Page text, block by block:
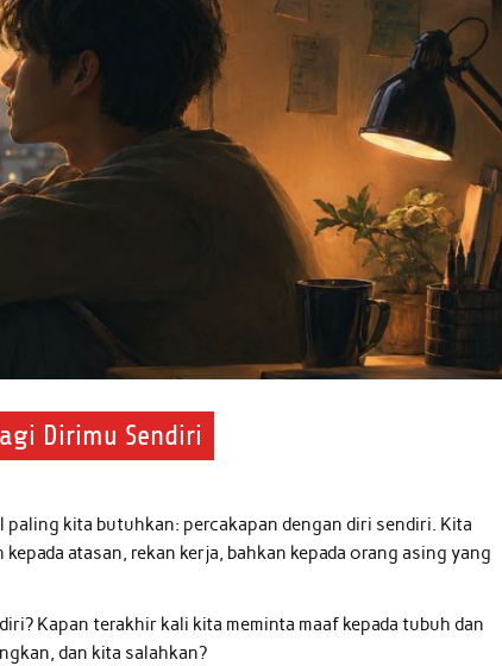
Dirimu Sendiri
kita butuhkan: percakapan dengan diri sendiri. Kita
atasan, rekan kerja, bahkan kepada orang asing yang
Kapan terakhir kali kita meminta maaf kepada tubuh dan
dan kita salahkan?